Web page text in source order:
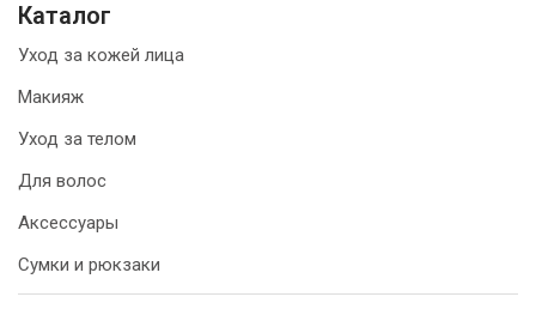
Каталог
Уход за кожей лица
Макияж
Уход за телом
Для волос
Аксессуары
Сумки и рюкзаки